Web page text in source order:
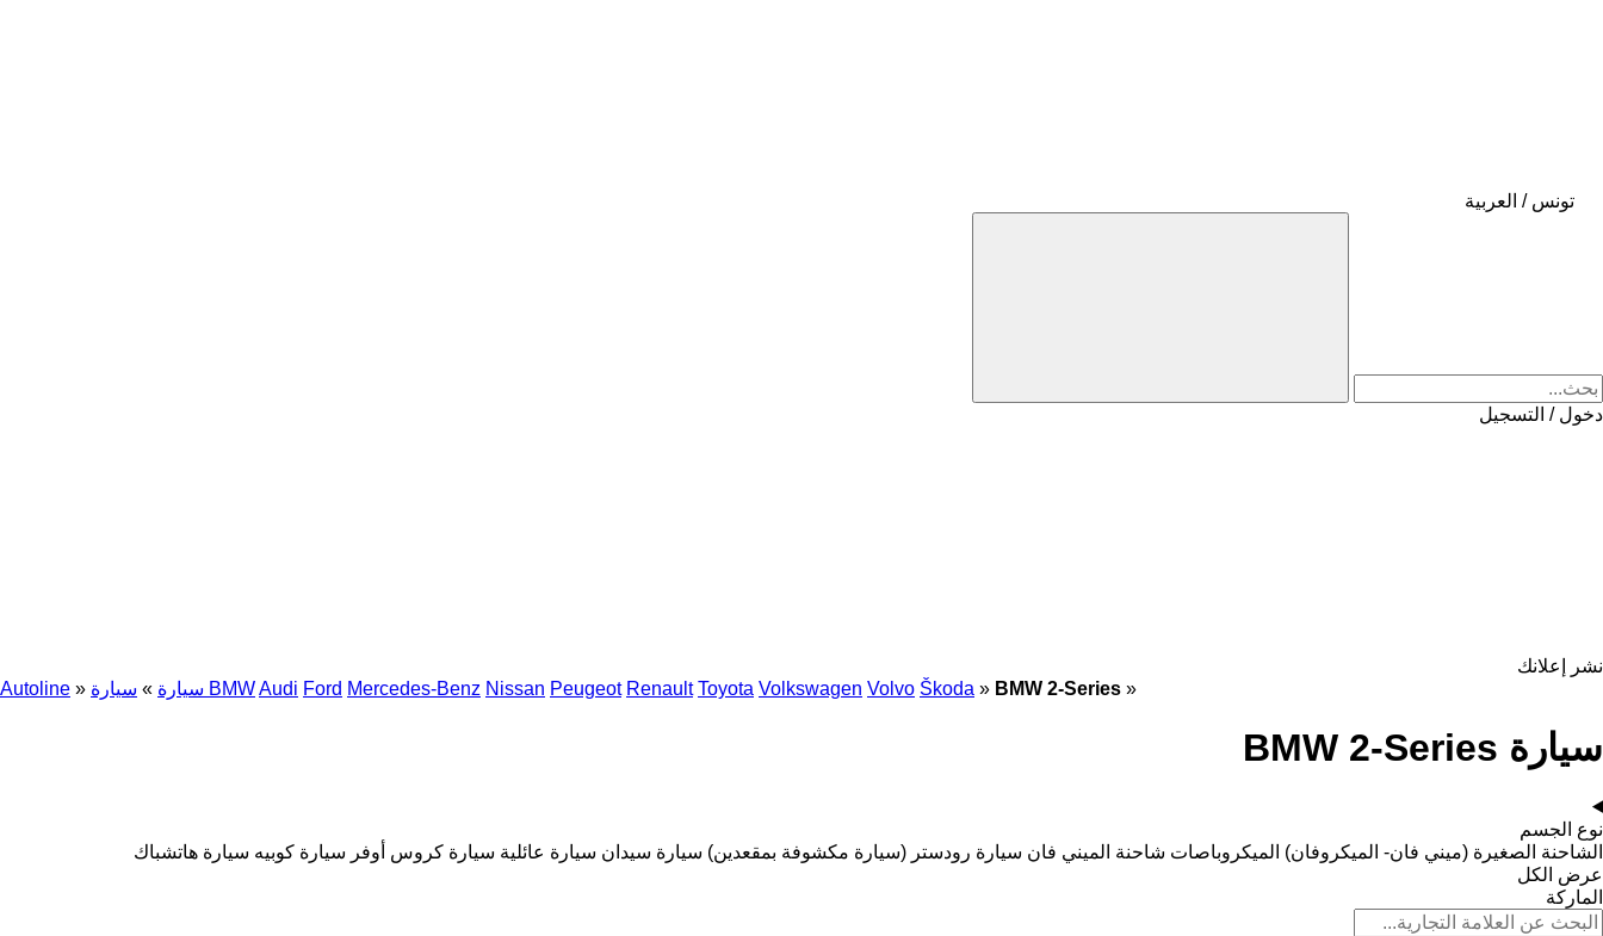
تونس / العربية
دخول / التسجيل
نشر إعلانك
Autoline » سيارة » سيارة BMWAudi Ford Mercedes-Benz Nissan Peugeot Renault Toyota Volkswagen Volvo Škoda » BMW 2-Series »
سيارة BMW 2-Series
نوع الجسم
الشاحنة الصغيرة (ميني فان- الميكروفان) الميكروباصات شاحنة الميني فان سيارة رودستر (سيارة مكشوفة بمقعدين) سيارة سيدان سيارة عائلية سيارة كروس أوفر سيارة كوبيه سيارة هاتشباك
عرض الكل
الماركة